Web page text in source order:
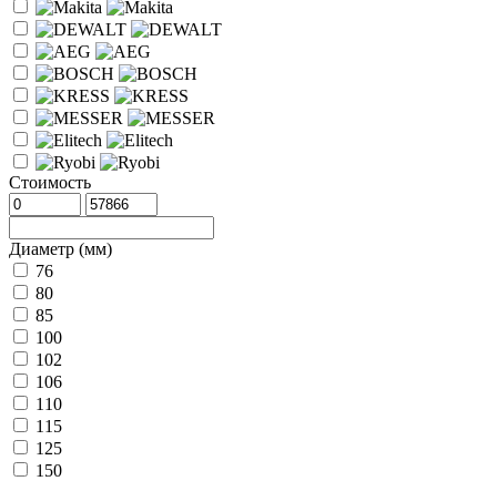
Стоимость
Диаметр (мм)
76
80
85
100
102
106
110
115
125
150